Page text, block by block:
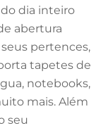
dia inteiro
abertura
pertences,
tapetes de
notebooks,
mais. Além
seu